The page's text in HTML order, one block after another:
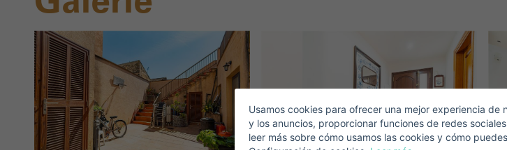
Verkaufen Sie Ihre Immobilie
United
States
+1
Usamos cookies para ofrecer una mejor experiencia de
y los anuncios, proporcionar funciones de redes
leer más sobre cómo usamos las cookies y cómo